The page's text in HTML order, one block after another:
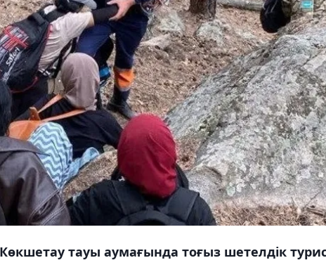
тауы аумағында тоғыз шетелдік